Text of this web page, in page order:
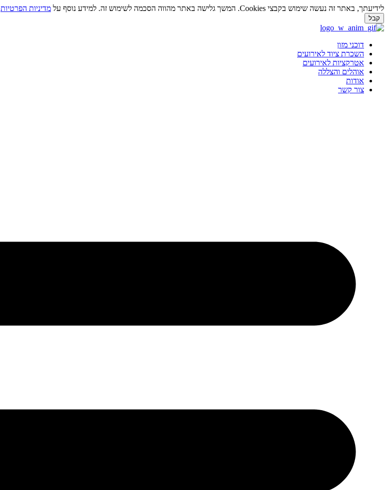
לידיעתך, באתר זה נעשה שימוש בקבצי Cookies. המשך גלישה באתר מהווה הסכמה לשימוש זה. למידע נוסף על מדיניות הפרטיות
קבל
דלג
דוכני מזון
השכרת ציוד לאירועים
אטרקציות לאירועים
אוהלים והצללה
אודות
צור קשר